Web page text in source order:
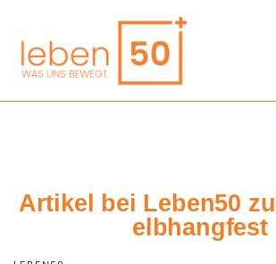
Artikel bei Leben50
elbhangfest